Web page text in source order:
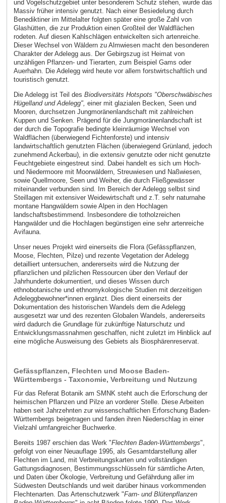
und Vogelschutzgebiet unter besonderem Schutz stehen, wurde das
Massiv früher intensiv genutzt. Nach einer Besiedelung durch
Benediktiner im Mittelalter folgten später eine große Zahl von
Glashütten, die zur Produktion einen Großteil der Waldflächen
rodeten. Auf diesen Kahlschlägen entwickelten sich artenreiche.
Dieser Wechsel von Wäldern zu Almwiesen macht den besonderen
Charakter der Adelegg aus. Der Gebirgszug ist Heimat von
unzähligen Pflanzen- und Tierarten, zum Beispiel Gams oder
Auerhahn. Die Adelegg wird heute vor allem forstwirtschaftlich und
touristisch genutzt.
Die Adelegg ist Teil des Biodiversitäts Hotspots "Oberschwäbisches
Hügelland und Adelegg", einer mit glazialen Becken, Seen und
Mooren, durchsetzen Jungmoränenlandschaft mit zahlreichen
Kuppen und Senken. Prägend für die Jungmoränenlandschaft ist
der durch die Topografie bedingte kleinräumige Wechsel von
Waldflächen (überwiegend Fichtenforste) und intensiv
landwirtschaftlich genutzten Flächen (überwiegend Grünland, jedoch
zunehmend Ackerbau), in die extensiv genutzte oder nicht genutzte
Feuchtgebiete eingestreut sind. Dabei handelt es sich um Hoch-
und Niedermoore mit Moorwäldern, Streuwiesen und Naßwiesen,
sowie Quellmoore, Seen und Weiher, die durch Fließgewässer
miteinander verbunden sind. Im Bereich der Adelegg selbst sind
Steillagen mit extensiver Weidewirtschaft und z.T. sehr naturnahe
montane Hangwäldern sowie Alpen in den Hochlagen
landschaftsbestimmend. Insbesondere die totholzreichen
Hangwälder und die Hochlagen begünstigen eine sehr artenreiche
Avifauna.
Unser neues Projekt wird einerseits die Flora (Gefässpflanzen,
Moose, Flechten, Pilze) und rezente Vegetation der Adelegg
detailliert untersuchen, andererseits wird die Nutzung der
pflanzlichen und pilzlichen Ressourcen über den Verlauf der
Jahrhunderte dokumentiert, und dieses Wissen durch
ethnobotanische und ethnomykologische Studien mit derzeitigen
Adeleggbewohner*innen ergänzt. Dies dient einerseits der
Dokumentation des historischen Wandels dem die Adelegg
ausgesetzt war und des rezenten Globalen Wandels, andererseits
wird dadurch die Grundlage für zukünftige Naturschutz und
Entwicklungsmassnahmen geschaffen, nicht zuletzt im Hinblick auf
eine mögliche Ausweisung des Gebiets als Biosphärenreservat.
Gefässpflanzen, Flechten und Moose Baden-
Württembergs - Taxonomie, Verbreitung und Nutzung
Für das Referat Botanik am SMNK steht auch die Erforschung der
heimischen Pflanzen und Pilze an vorderer Stelle. Diese Arbeiten
haben seit Jahrzehnten zur wissenschaftlichen Erforschung Baden-
Württembergs beigetragen und fanden ihren Niederschlag in einer
Vielzahl umfangreicher Buchwerke.
Bereits 1987 erschien das Werk "Flechten Baden-Württembergs",
gefolgt von einer Neuauflage 1995, als Gesamtdarstellung aller
Flechten im Land, mit Verbreitungskarten und vollständigen
Gattungsdiagnosen, Bestimmungsschlüsseln für sämtliche Arten,
und Daten über Ökologie, Verbreitung und Gefährdung aller im
Südwesten Deutschlands und weit darüber hinaus vorkommenden
Flechtenarten. Das Artenschutzwerk "Farn- und Blütenpflanzen